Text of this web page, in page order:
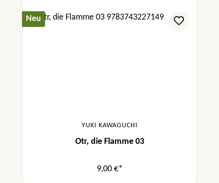
Neu
YUKI KAWAGUCHI
Otr, die Flamme 03
9,00 €*